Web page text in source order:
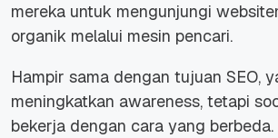
mereka untuk mengunjungi
organik melalui mesin pencari.
Hampir sama dengan tujuan SEO,
meningkatkan awareness, tetapi
bekerja dengan cara yang berbeda.